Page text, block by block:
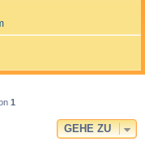
1
GEHE ZU